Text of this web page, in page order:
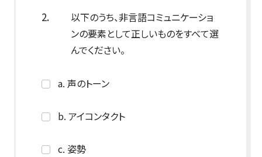
2.
以下のうち、非言語コミュニケーショ
ンの要素として正しいものをすべて選
んでください。
a. 声のトーン
b. アイコンタクト
c. 姿勢